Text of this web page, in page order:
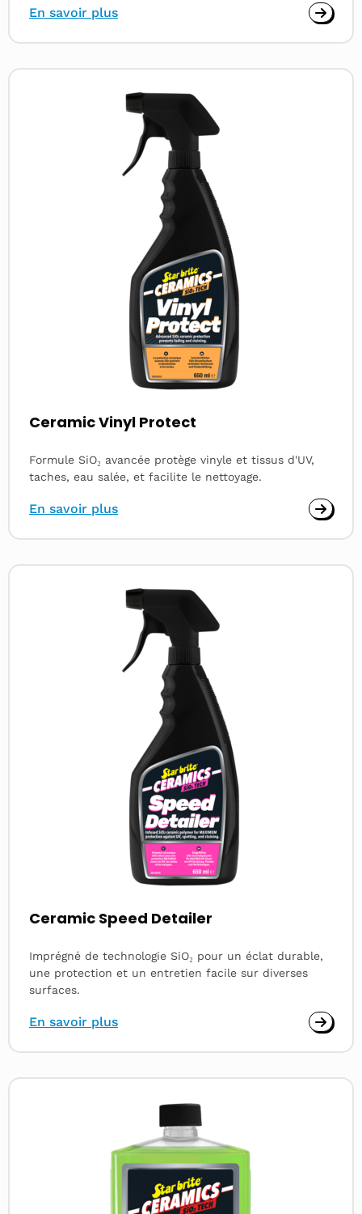
En savoir plus
Ceramic Vinyl Protect
Formule SiO₂ avancée protège vinyle et tissus d'UV,
taches, eau salée, et facilite le nettoyage.
En savoir plus
Read
Ceramic Speed Detailer
Imprégné de technologie SiO₂ pour un éclat durable,
une protection et un entretien facile sur diverses
surfaces.
En savoir plus
Read
Read